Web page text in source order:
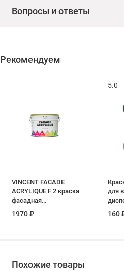
Вопросы и ответы
Рекомендуем
VINCENT FACADE
ACRYLIQUE F 2 краска
фасадная
матовая база C 2 л
1970 ₽
5.0
для
160
Похожие товары